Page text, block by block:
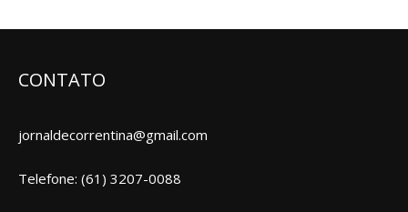
CONTATO
jornaldecorrentina@gmail.com
Telefone: (61) 3207-0088